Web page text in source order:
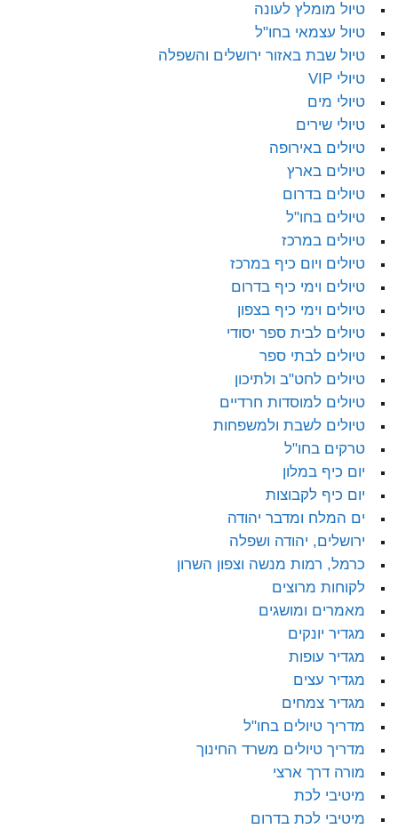
טיול מומלץ לעונה
טיול עצמאי בחו"ל
טיול שבת באזור ירושלים והשפלה
טיולי VIP
טיולי מים
טיולי שירים
טיולים באירופה
טיולים בארץ
טיולים בדרום
טיולים בחו"ל
טיולים במרכז
טיולים ויום כיף במרכז
טיולים וימי כיף בדרום
טיולים וימי כיף בצפון
טיולים לבית ספר יסודי
טיולים לבתי ספר
טיולים לחט"ב ולתיכון
טיולים למוסדות חרדיים
טיולים לשבת ולמשפחות
טרקים בחו"ל
יום כיף במלון
יום כיף לקבוצות
ים המלח ומדבר יהודה
ירושלים, יהודה ושפלה
כרמל, רמות מנשה וצפון השרון
לקוחות מרוצים
מאמרים ומושגים
מגדיר יונקים
מגדיר עופות
מגדיר עצים
מגדיר צמחים
מדריך טיולים בחו"ל
מדריך טיולים משרד החינוך
מורה דרך ארצי
מיטיבי לכת
מיטיבי לכת בדרום